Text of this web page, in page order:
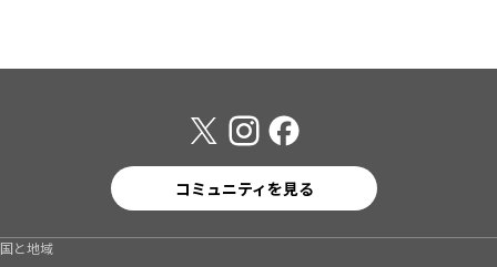
コミュニティを見る
国と地域